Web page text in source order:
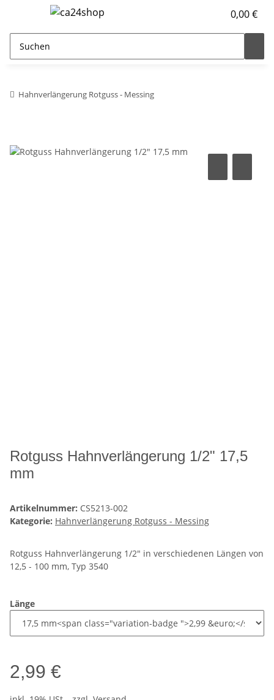
0,00 €
Hahnverlängerung Rotguss - Messing
Rotguss Hahnverlängerung 1/2" 17,5
mm
Artikelnummer: CS5213-002
Kategorie: Hahnverlängerung Rotguss - Messing
Rotguss Hahnverlängerung 1/2" in verschiedenen Längen von
12,5 - 100 mm, Typ 3540
Länge
2,99 €